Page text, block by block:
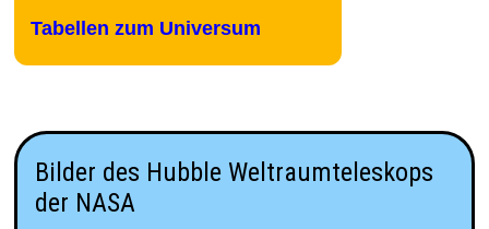
Tabellen zum Universum
Bilder des Hubble Weltraumteleskops
der NASA